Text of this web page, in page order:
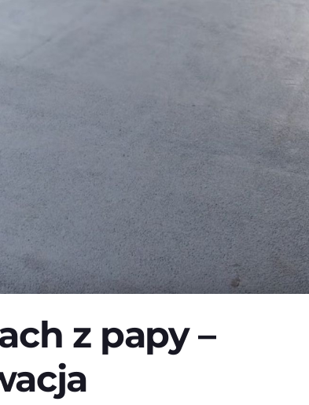
z papy –